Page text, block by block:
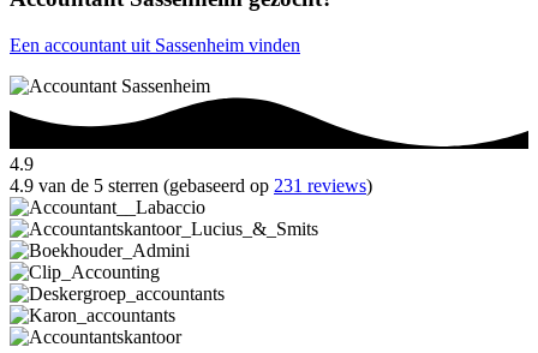
Een accountant uit Sassenheim vinden
4.9
4.9 van de 5 sterren (gebaseerd op 231 reviews)